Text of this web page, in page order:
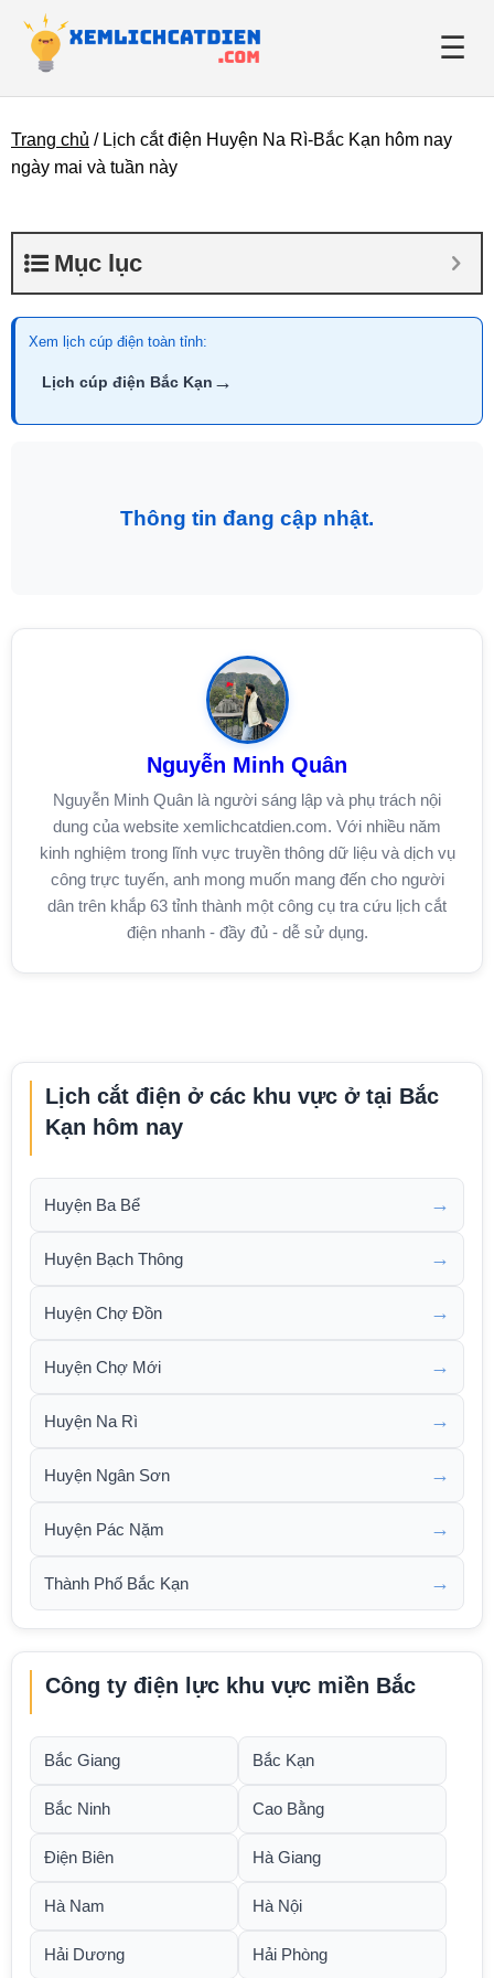
☰
Giới thiệu
Tin tức
Trang chủ / Lịch cắt điện Huyện Na Rì-Bắc Kạn hôm nay
ngày mai và tuần này
Mục lục
Xem lịch cúp điện toàn tỉnh:
Lịch cúp điện Bắc Kạn →
Thông tin đang cập nhật.
Nguyễn Minh Quân
Nguyễn Minh Quân là người sáng lập và phụ trách nội
dung của website xemlichcatdien.com. Với nhiều năm
kinh nghiệm trong lĩnh vực truyền thông dữ liệu và dịch vụ
công trực tuyến, anh mong muốn mang đến cho người
dân trên khắp 63 tỉnh thành một công cụ tra cứu lịch cắt
điện nhanh - đầy đủ - dễ sử dụng.
Lịch cắt điện ở các khu vực ở tại Bắc
Kạn hôm nay
Huyện Ba Bể →
Huyện Bạch Thông →
Huyện Chợ Đồn →
Huyện Chợ Mới →
Huyện Na Rì →
Huyện Ngân Sơn →
Huyện Pác Nặm →
Thành Phố Bắc Kạn →
Công ty điện lực khu vực miền Bắc
Bắc Giang Bắc Kạn
Bắc Ninh Cao Bằng
Điện Biên Hà Giang
Hà Nam Hà Nội
Hải Dương Hải Phòng